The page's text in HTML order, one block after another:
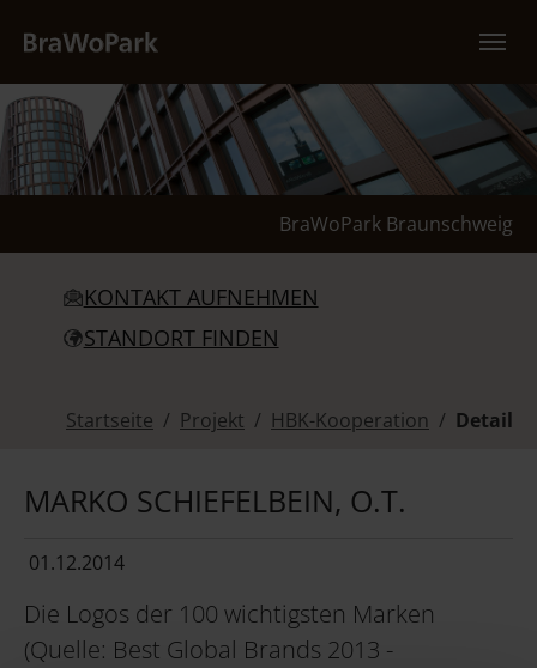
BraWoPark Braunschweig
KONTAKT AUFNEHMEN
STANDORT FINDEN
Startseite Projekt HBK-Kooperation Detail
MARKO SCHIEFELBEIN, O.T.
01.12.2014
Die Logos der 100 wichtigsten Marken
(Quelle: Best Global Brands 2013 -